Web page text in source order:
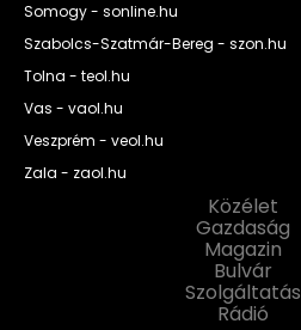
Somogy - sonline.hu
Szabolcs-Szatmár-Bereg - szon.hu
Tolna - teol.hu
Vas - vaol.hu
Veszprém - veol.hu
Zala - zaol.hu
Közélet
Gazdaság
Magazin
Bulvár
Szolgáltatás
Rádió